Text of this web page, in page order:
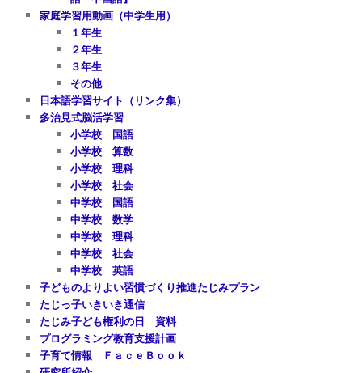
家庭学習用動画（中学生用）
１年生
２年生
３年生
その他
日本語学習サイト（リンク集）
多治見式脳活学習
小学校 国語
小学校 算数
小学校 理科
小学校 社会
中学校 国語
中学校 数学
中学校 理科
中学校 社会
中学校 英語
子どものよりよい習慣づくり推進たじみプラン
たじっ子いきいき通信
たじみ子ども権利の日 資料
プログラミング教育支援計画
子育て情報 ＦａｃｅＢｏｏｋ